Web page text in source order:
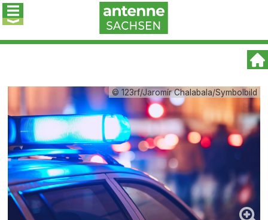
© 123rf/Jaromír Chalabala/Symbolbild